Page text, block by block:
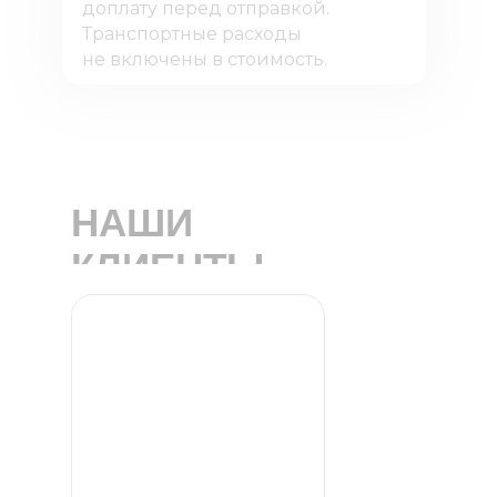
доплату перед отправкой.
Транспортные расходы
не включены в стоимость.
НАШИ
КЛИЕНТЫ